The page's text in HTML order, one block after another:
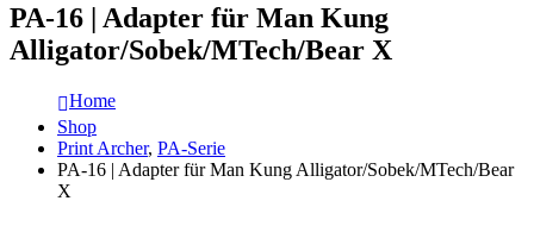
PA-16 | Adapter für Man Kung
Alligator/Sobek/MTech/Bear X
Home
Shop
Print Archer, PA-Serie
PA-16 | Adapter für Man Kung Alligator/Sobek/MTech/Bear
X